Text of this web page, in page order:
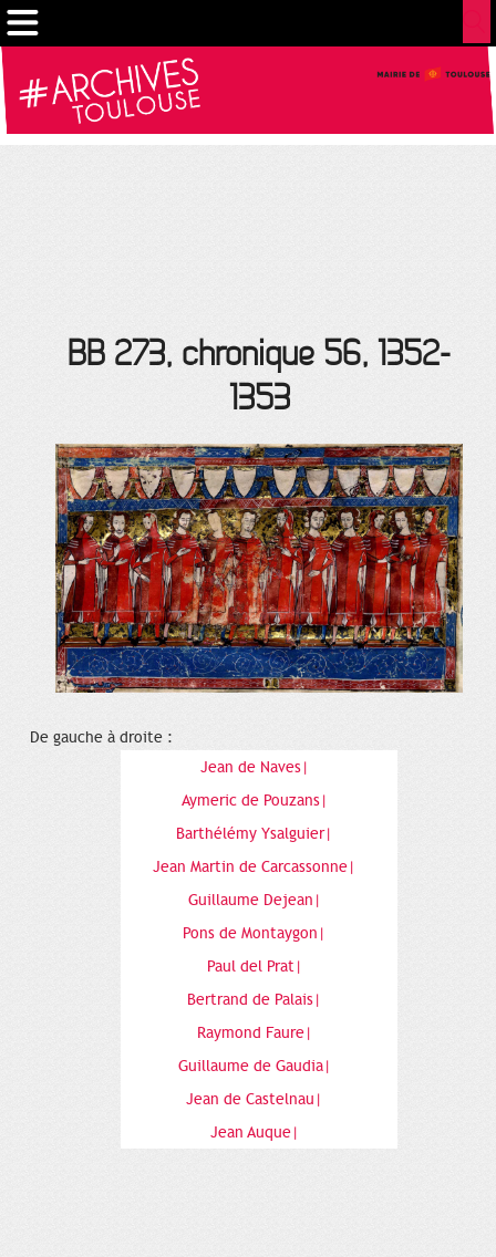
BB 273, chronique 56, 1352-
1353
De gauche à droite :
Jean de Naves|
Aymeric de Pouzans|
Barthélémy Ysalguier|
Jean Martin de Carcassonne|
Guillaume Dejean|
Pons de Montaygon|
Paul del Prat|
Bertrand de Palais|
Raymond Faure|
Guillaume de Gaudia|
Jean de Castelnau|
Jean Auque|
Gestion de vos préférences sur les cookies